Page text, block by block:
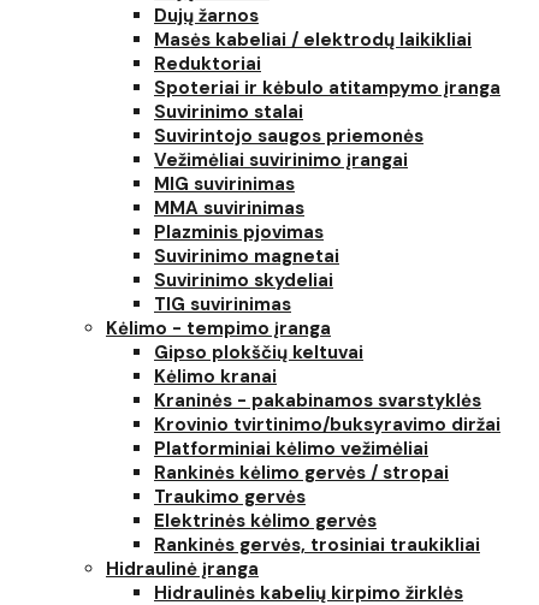
Dujų žarnos
Masės kabeliai / elektrodų laikikliai
Reduktoriai
Spoteriai ir kėbulo atitampymo įranga
Suvirinimo stalai
Suvirintojo saugos priemonės
Vežimėliai suvirinimo įrangai
MIG suvirinimas
MMA suvirinimas
Plazminis pjovimas
Suvirinimo magnetai
Suvirinimo skydeliai
TIG suvirinimas
Kėlimo - tempimo įranga
Gipso plokščių keltuvai
Kėlimo kranai
Kraninės - pakabinamos svarstyklės
Krovinio tvirtinimo/buksyravimo diržai
Platforminiai kėlimo vežimėliai
Rankinės kėlimo gervės / stropai
Traukimo gervės
Elektrinės kėlimo gervės
Rankinės gervės, trosiniai traukikliai
Hidraulinė įranga
Hidraulinės kabelių kirpimo žirklės